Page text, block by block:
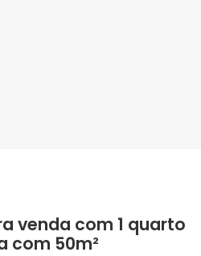
venda com 1 quarto
com 50m²